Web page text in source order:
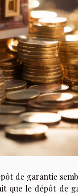
de garantie
que le dépôt de